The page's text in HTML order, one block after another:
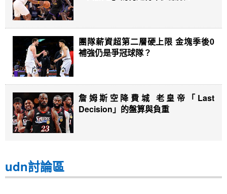
團隊薪資超第二層硬上限 金塊季後0
補強仍是爭冠球隊？
詹姆斯空降費城 老皇帝「Last
Decision」的盤算與負重
udn討論區